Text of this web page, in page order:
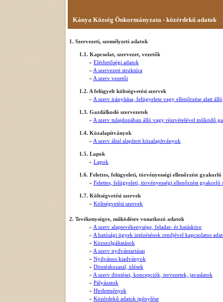
Kánya Község Önkormányzata - közérdekű adatok
1. Szervezeti, személyzeti adatok
1.1. Kapcsolat, szervezet, vezetők
» Elérhetőségi adatok
» A szervezeti struktúra
» A szerv vezetői
1.2. A felügyelt költségvetési szervek
» A szerv irányítása, felügyelete vagy ellenőrzése alatt
1.3. Gazdálkodó szervezetek
» A szerv tulajdonában álló vagy részvételével működő
1.4. Közalapítványok
» A szerv által alapított közalapítványok
1.5. Lapok
» Lapok
1.6. Felettes, felügyeleti, törvényességi ellenőrzést gyakorló
» Felettes, felügyeleti, törvényességi ellenőrzést gyakorló
1.7. Költségvetési szervek
» Költségvetési szervek
2. Tevékenységre, működésre vonatkozó adatok
» A szerv alaptevékenysége, feladat- és hatásköre
» A hatósági ügyek intézésének rendjével kapcsolatos
» Közszolgáltatások
» A szerv nyilvántartásai
» Nyilvános kiadványok
» Döntéshozatal, ülések
» A szerv döntései, koncepciók, tervezetek, javaslatok
» Pályázatok
» Hirdetmények
» Közérdekű adatok igénylése